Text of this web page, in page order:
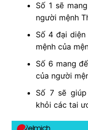
Số 1 sẽ
người mệnh
Số 4 đại
mệnh của
Số 6 mang
của người
Số 7 sẽ
khỏi các tai